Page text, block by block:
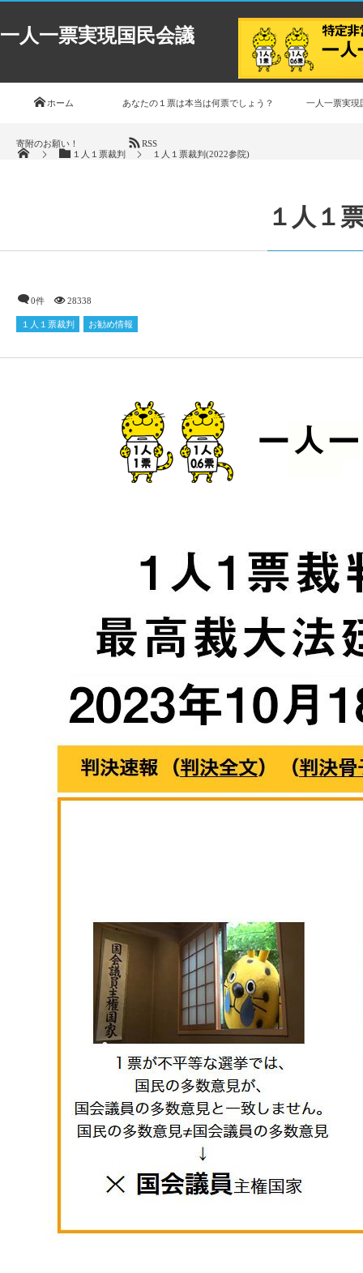
一人一票実現国民会議
ホーム あなたの１票は本当は何票でしょう？ 一人一票実現
寄附のお願い！
RSS
１人１票裁判
１人１票裁判(2022参院)
１人１
0件 28338
１人１票裁判 お勧め情報